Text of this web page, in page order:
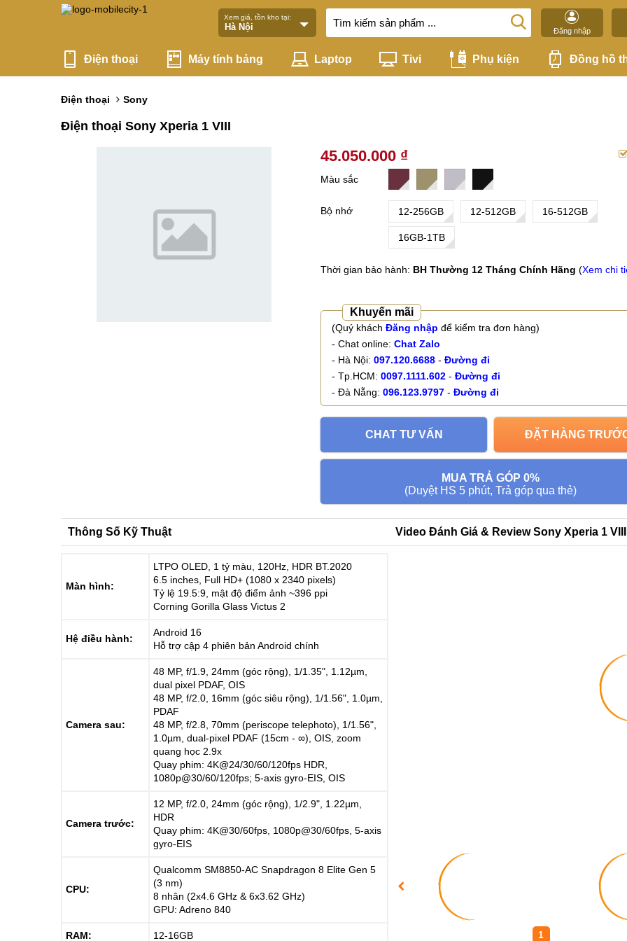
Xem giá, tồn kho tại:
Đăng nhập
Điện thoại Máy tính bảng Laptop Tivi Phụ kiện Đồng hồ
Điện thoại Sony
Điện thoại Sony Xperia 1 VIII
45.050.000 ₫
Màu sắc
Bộ nhớ 12-256GB 12-512GB 16-512GB
16GB-1TB
Thời gian bảo hành: BH Thường 12 Tháng Chính Hãng (Xem chi
Khuyến mãi
(Quý khách Đăng nhập để kiểm tra đơn hàng)
- Chat online: Chat Zalo
- Hà Nội: 097.120.6688 - Đường đi
- Tp.HCM: 0097.1111.602 - Đường đi
- Đà Nẵng: 096.123.9797 - Đường đi
CHAT TƯ VẤN ĐẶT HÀNG
MUA TRẢ GÓP 0%
(Duyệt HS 5 phút, Trả góp qua thẻ)
Thông Số Kỹ Thuật
Màn hình:
LTPO OLED, 1 tỷ màu, 120Hz, HDR BT.2020
6.5 inches, Full HD+ (1080 x 2340 pixels)
Tỷ lệ 19.5:9, mật độ điểm ảnh ~396 ppi
Corning Gorilla Glass Victus 2
Hệ điều hành:
Android 16
Hỗ trợ cập 4 phiên bản Android chính
Camera sau:
48 MP, f/1.9, 24mm (góc rộng), 1/1.35", 1.12µm,
dual pixel PDAF, OIS
48 MP, f/2.0, 16mm (góc siêu rộng), 1/1.56", 1.0µm,
PDAF
48 MP, f/2.8, 70mm (periscope telephoto), 1/1.56",
1.0µm, dual-pixel PDAF (15cm - ∞), OIS, zoom
quang học 2.9x
Quay phim: 4K@24/30/60/120fps HDR,
1080p@30/60/120fps; 5-axis gyro-EIS, OIS
Camera trước:
12 MP, f/2.0, 24mm (góc rộng), 1/2.9", 1.22µm,
HDR
Quay phim: 4K@30/60fps, 1080p@30/60fps, 5-axis
gyro-EIS
CPU:
Qualcomm SM8850-AC Snapdragon 8 Elite Gen 5
(3 nm)
8 nhân (2x4.6 GHz & 6x3.62 GHz)
GPU: Adreno 840
RAM: 12-16GB
Video Đánh Giá & Review Sony Xperia 1 VIII
1